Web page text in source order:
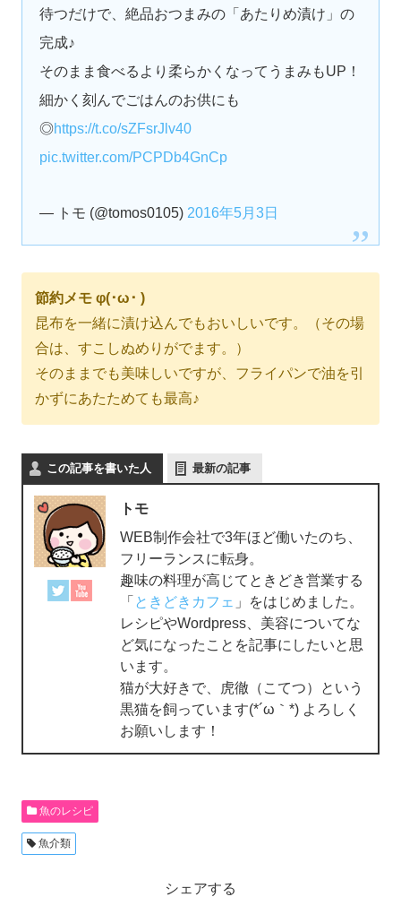
待つだけで、絶品おつまみの「あたりめ漬け」の
完成♪
そのまま食べるより柔らかくなってうまみもUP！
細かく刻んでごはんのお供にも
◎https://t.co/sZFsrJlv40
pic.twitter.com/PCPDb4GnCp
— トモ (@tomos0105) 2016年5月3日
節約メモ φ(･ω･ )
昆布を一緒に漬け込んでもおいしいです。（その場
合は、すこしぬめりがでます。）
そのままでも美味しいですが、フライパンで油を引
かずにあたためても最高♪
この記事を書いた人 最新の記事
トモ
WEB制作会社で3年ほど働いたのち、
フリーランスに転身。
趣味の料理が高じてときどき営業する
「 ときどきカフェ 」をはじめました。
レシピやWordpress、美容についてな
ど気になったことを記事にしたいと思
います。
猫が大好きで、虎徹（こてつ）という
黒猫を飼っています(*´ω｀*) よろしく
お願いします！
魚のレシピ
魚介類
シェアする